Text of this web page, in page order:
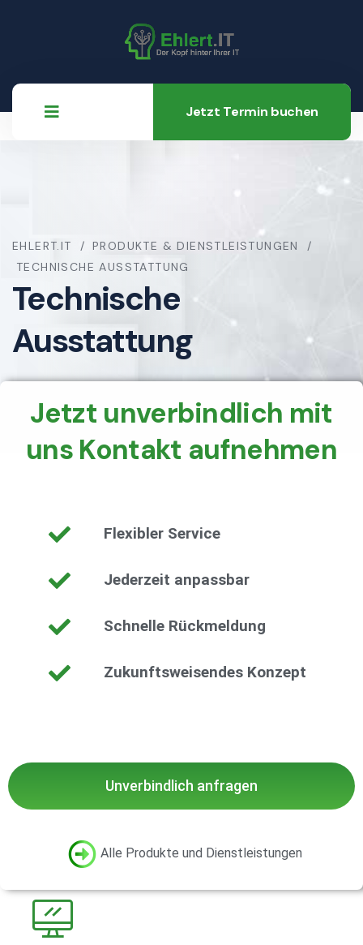
Jetzt Termin buchen
EHLERT.IT
PRODUKTE & DIENSTLEISTUNGEN
TECHNISCHE AUSSTATTUNG
Technische
Ausstattung
Jetzt unverbindlich mit
uns Kontakt aufnehmen
Flexibler Service
Jederzeit anpassbar
Schnelle Rückmeldung
Zukunftsweisendes Konzept
Unverbindlich anfragen
Alle Produkte und Dienstleistungen